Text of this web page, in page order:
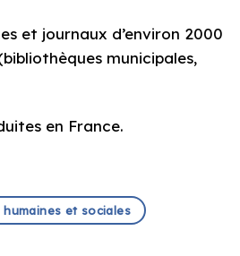
et journaux d’environ 2000
municipales,
en France.
humaines et sociales